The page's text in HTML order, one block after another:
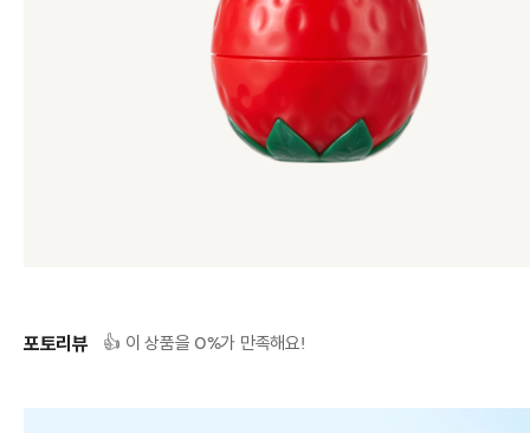
포토리뷰 👍 이 상품을 0%가 만족해요!